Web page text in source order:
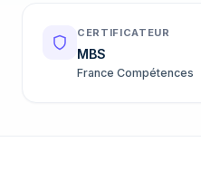
CERTIFICATEUR
MBS
France Compétences